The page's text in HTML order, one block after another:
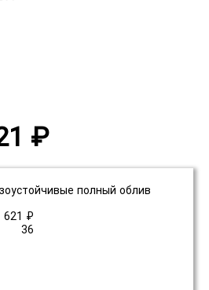
₽
полный облив
621 ₽
36